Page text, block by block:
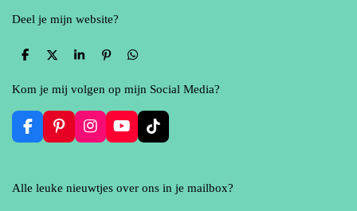
Deel je mijn website?
D
e
D
l
S
r
P
n
n
D
l
e
Kom je mij volgen op mijn Social Media?
F
a
b
P
i
e
I
n
a
Y
o
u
T
i
o
Alle leuke nieuwtjes over ons in je mailbox?